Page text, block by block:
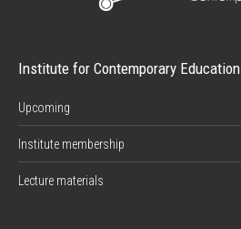
Institute for Contemporary Education
Upcoming
Institute membership
Lecture materials